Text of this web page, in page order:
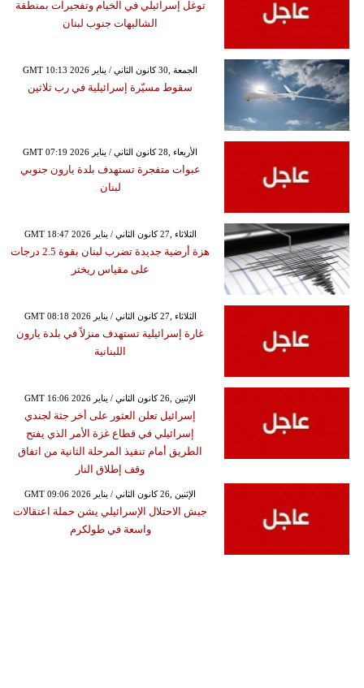
توغل إسرائيلي في الخيام وتفجيرات بمنطقة
الشاليهات جنوب لبنان
GMT 10:13 2026 الجمعة ,30 كانون الثاني / يناير
سقوط مسيّرة إسرائيلية في رب ثلاثين
GMT 07:19 2026 الأربعاء ,28 كانون الثاني / يناير
عبوات متفجرة تستهدف بلدة يارون جنوبي
لبنان
GMT 18:47 2026 الثلاثاء ,27 كانون الثاني / يناير
هزة أرضية جديدة تضرب لبنان بقوة 2.5 درجات
على مقياس ريختر
GMT 08:18 2026 الثلاثاء ,27 كانون الثاني / يناير
غارة إسرائيلية تستهدف منزلاً في بلدة يارون
اللبنانية
GMT 16:06 2026 الإثنين ,26 كانون الثاني / يناير
إسرائيل تعلن العثور على أخر جثة لجندي
إسرائيلي في قطاع غزة الأمر الذي يفتح
الطريق أمام تنفيذ المرحلة الثانية من اتفاق
وقف إطلاق النار
GMT 09:06 2026 الإثنين ,26 كانون الثاني / يناير
جيش الاحتلال الإسرائيلي يشن حملة اعتقالات
واسعة في طولكرم